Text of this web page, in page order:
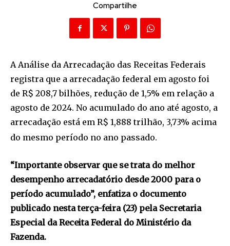
Compartilhe
A Análise da Arrecadação das Receitas Federais
registra que a arrecadação federal em agosto foi
de R$ 208,7 bilhões, redução de 1,5% em relação a
agosto de 2024. No acumulado do ano até agosto, a
arrecadação está em R$ 1,888 trilhão, 3,73% acima
do mesmo período no ano passado.
“Importante observar que se trata do melhor
desempenho arrecadatório desde 2000 para o
período acumulado”, enfatiza o documento
publicado nesta terça-feira (23) pela Secretaria
Especial da Receita Federal do Ministério da
Fazenda.